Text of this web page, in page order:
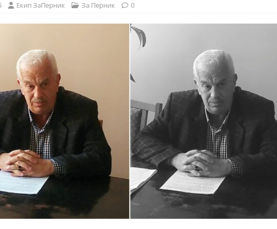
Eкип ЗаПерник За Перник 0